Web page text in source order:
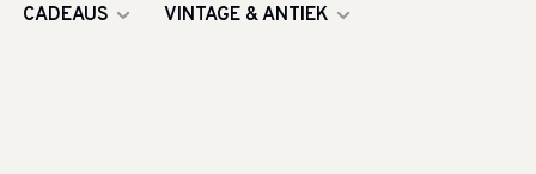
CADEAUS
VINTAGE & ANTIEK